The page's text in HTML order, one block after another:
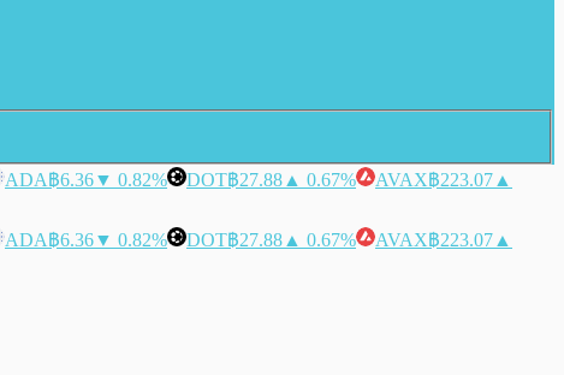
ADA฿6.36▼ 0.82% DOT฿27.88 ▲ 0.67% AVAX฿223.07 ▲
ADA฿6.36▼ 0.82% DOT฿27.88 ▲ 0.67% AVAX฿223.07 ▲